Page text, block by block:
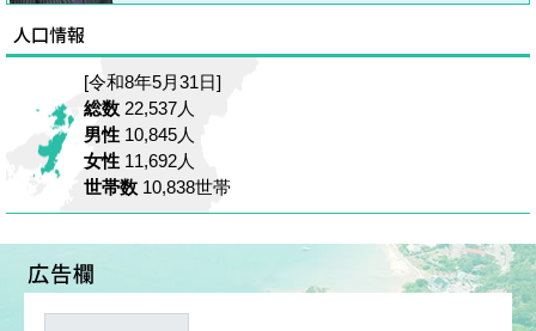
[令和8年5月31日]
総数 22,537人
男性 10,845人
女性 11,692人
世帯数 10,838世帯